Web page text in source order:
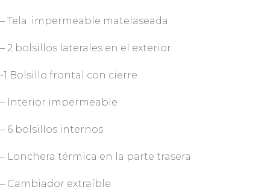
– Tela: impermeable matelaseada.
– 2 bolsillos laterales en el exterior
-1 Bolsillo frontal con cierre
– Interior impermeable
– 6 bolsillos internos
– Lonchera térmica en la parte trasera
– Cambiador extraíble